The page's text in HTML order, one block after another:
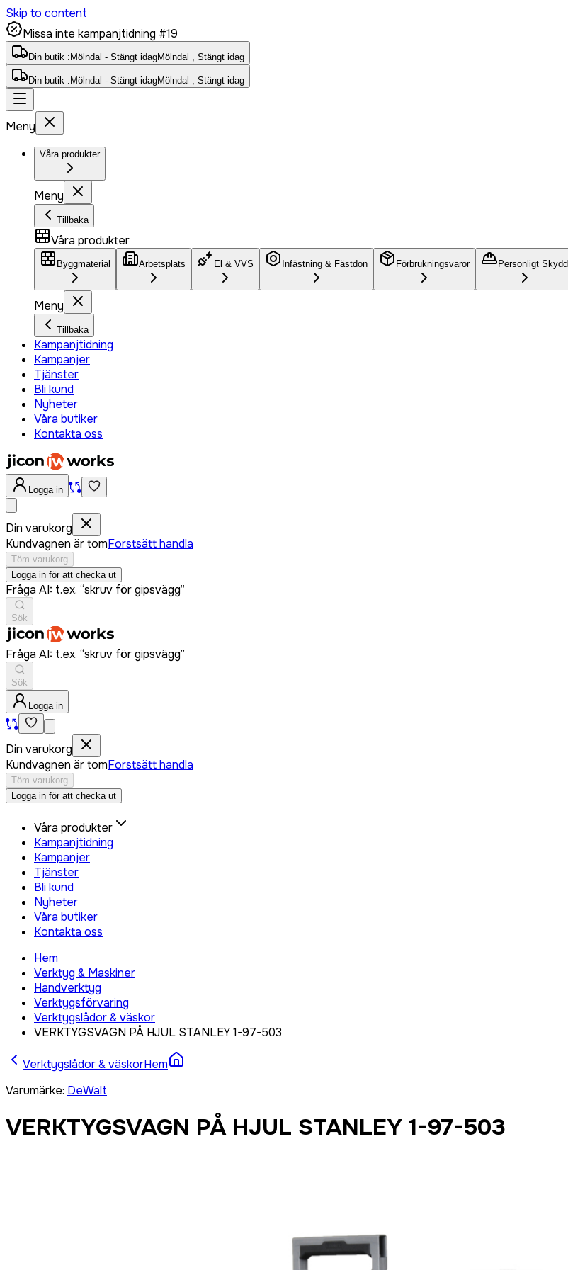
Skip to content
Missa inte kampanjtidning #19
Din butik : Mölndal - Stängt idagMölndal , Stängt idag
Din butik : Mölndal - Stängt idagMölndal , Stängt idag
Meny
Våra produkter
Meny
Tillbaka
Våra produkter
Byggmaterial Arbetsplats El & VVS Infästning & Fästdon Förbrukningsvaror Personligt Skydd
Meny
Tillbaka
Kampanjtidning
Kampanjer
Tjänster
Bli kund
Nyheter
Våra butiker
Kontakta oss
Logga in
Din varukorg
Kundvagnen är tomForstsätt handla
Töm varukorg
Logga in för att checka ut
Fråga AI: t.ex. “skruv för gipsvägg”
Sök
Fråga AI: t.ex. “skruv för gipsvägg”
Sök
Logga in
Din varukorg
Kundvagnen är tomForstsätt handla
Töm varukorg
Logga in för att checka ut
Våra produkter
Kampanjtidning
Kampanjer
Tjänster
Bli kund
Nyheter
Våra butiker
Kontakta oss
Hem
Verktyg & Maskiner
Handverktyg
Verktygsförvaring
Verktygslådor & väskor
VERKTYGSVAGN PÅ HJUL STANLEY 1-97-503
Verktygslådor & väskorHem
Varumärke: DeWalt
VERKTYGSVAGN PÅ HJUL STANLEY 1-97-503